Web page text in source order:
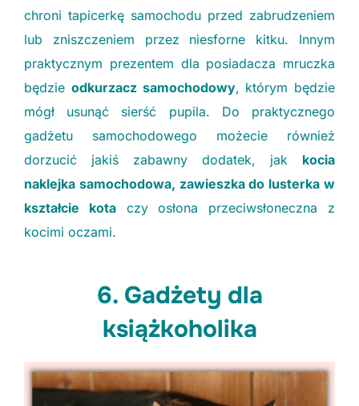
chroni tapicerkę samochodu przed zabrudzeniem
lub zniszczeniem przez niesforne kitku. Innym
praktycznym prezentem dla posiadacza mruczka
będzie odkurzacz samochodowy, którym będzie
mógł usunąć sierść pupila. Do praktycznego
gadżetu samochodowego możecie również
dorzucić jakiś zabawny dodatek, jak kocia
naklejka samochodowa, zawieszka do lusterka w
kształcie kotaczy osłona przeciwsłoneczna z
kocimi oczami.
6. Gadżety dla
książkoholika